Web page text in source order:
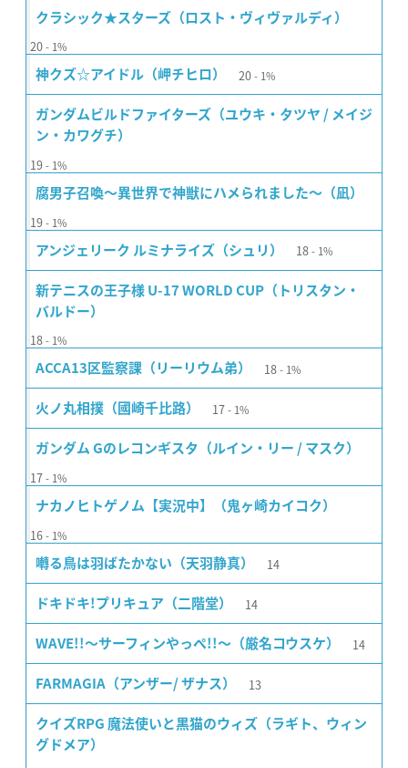
クラシック★スターズ（ロスト・ヴィヴァルディ）
20 1%
神クズ☆アイドル（岬チヒロ） 20 1%
ガンダムビルドファイターズ（ユウキ・タツヤ / メイジ
ン・カワグチ）
19 1%
腐男子召喚〜異世界で神獣にハメられました〜（凪）
19 1%
アンジェリーク ルミナライズ（シュリ） 18 1%
新テニスの王子様 U-17 WORLD CUP（トリスタン・
バルドー）
18 1%
ACCA13区監察課（リーリウム弟） 18 1%
火ノ丸相撲（國崎千比路） 17 1%
ガンダム Gのレコンギスタ（ルイン・リー / マスク）
17 1%
ナカノヒトゲノム【実況中】（鬼ヶ崎カイコク）
16 1%
囀る鳥は羽ばたかない（天羽静真） 14
ドキドキ!プリキュア（二階堂） 14
WAVE!!〜サーフィンやっぺ!!〜（厳名コウスケ） 14
FARMAGIA（アンザー/ ザナス） 13
クイズRPG 魔法使いと黒猫のウィズ（ラギト、ウィン
グドメア）